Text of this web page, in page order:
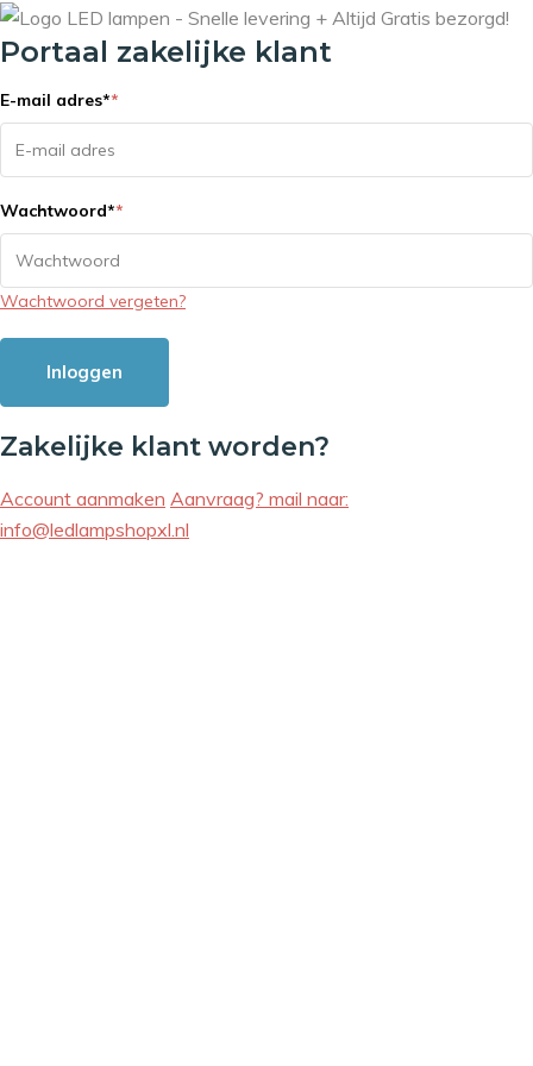
Portaal zakelijke klant
E-mail adres**
Wachtwoord**
Wachtwoord vergeten?
Inloggen
Zakelijke klant worden?
Account aanmaken Aanvraag? mail naar:
info@ledlampshopxl.nl